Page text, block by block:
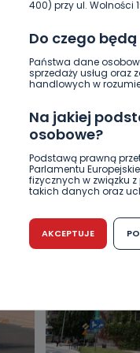
400) przy ul. Wolności
Do czego
Państwa dane
sprzedaży usług oraz
handlowych w
Na jakiej
osobowe?
Podstawą prawną
Parlamentu
fizycznych w związku
takich danych oraz
Czy jest
Podanie danych
Kiedy i komu
Telewizja Kablowa
AKCEPTUJE
CIEKAWOSTKI
RELIGIA SAMORZĄD